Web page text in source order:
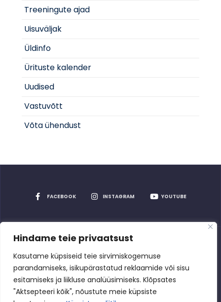
Hindame teie privaatsust
Kasutame küpsiseid teie sirvimiskogemuse
parandamiseks, isikupärastatud reklaamide või sisu
esitamiseks ja liikluse analüüsimiseks. Klõpsates
"Aktsepteeri kõik", nõustute meie küpsiste
Treeningute ajad
Uisuväljak
Üldinfo
Ürituste kalender
Uudised
Vastuvõtt
Võta ühendust
FACEBOOK INSTAGRAM YOUTUBE
Rakvere Spordikeskus2026